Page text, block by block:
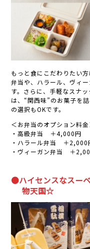
もっと食にこだわりたい
弁当や、ハラール、ヴィ
す。さらに、手軽なスナ
は、“関西味”のお菓子を
の選択もOKです。
＜お弁当のオプション料金
・高級弁当 ＋4,000円
・ハラール弁当 ＋2,000
・ヴィーガン弁当 ＋
●ハイセンスなスー
物天国☆